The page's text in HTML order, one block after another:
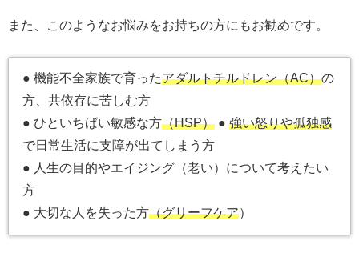
また、このようなお悩みをお持ちの方にもお勧めです。
● 機能不全家族で育ったアダルトチルドレン（AC）の
方、共依存に苦しむ方
● ひといちばい敏感な方（HSP） ●強い怒りや孤独感
で日常生活に支障が出てしまう方
● 人生の目的やエイジング（老い）について考えたい
方
● 大切な人を失った方（グリーフケア）